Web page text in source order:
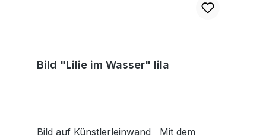
Bild "Lilie im Wasser" lila
Bild auf Künstlerleinwand Mit dem